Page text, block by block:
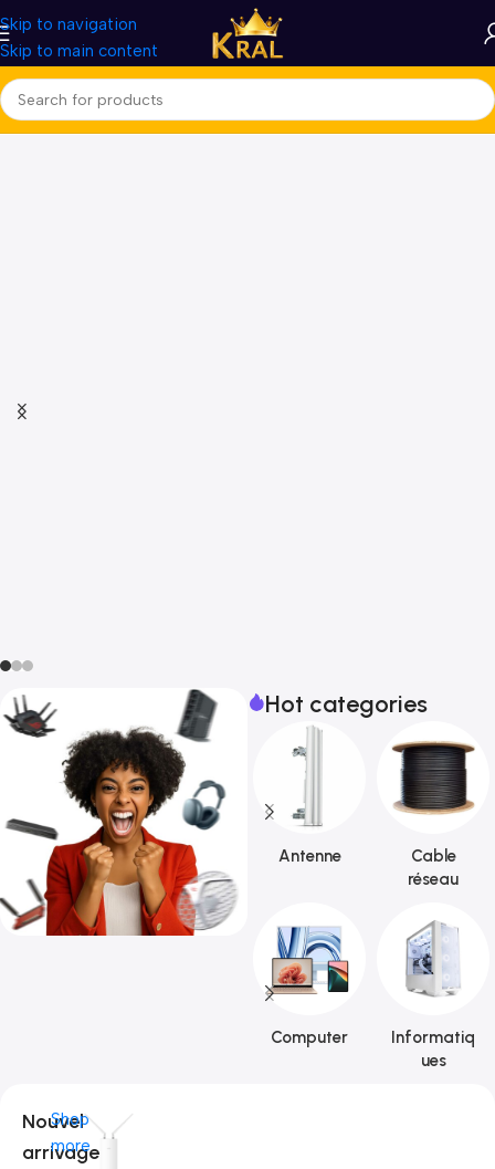
Skip to navigation
Skip to main content
Hot categories
Antenne
Cable
réseau
Computer
Informatiq
ues
Nouvel
arrivage
Shop
more